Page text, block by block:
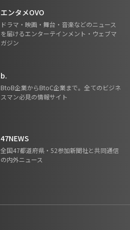
エンタメOVO
ドラマ・映画・舞台・音楽などのニュース
を届けるエンターテインメント・ウェブマ
ガジン
b.
BtoB企業からBtoC企業まで。全てのビジネ
スマン必見の情報サイト
47NEWS
全国47都道府県・52参加新聞社と共同通信
の内外ニュース